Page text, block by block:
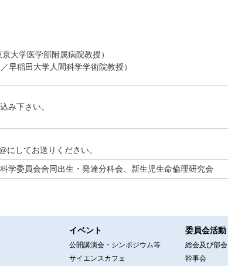
大学医学部附属病院教授）
早稲田大学人間科学学術院教授）
み下さい。
してお送りください。
学委員会合同出生・発達分科会、新生児生命倫理研究会
イベント
公開講演会・シンポジウム等
サイエンスカフェ
委員会活動
総会及び部会
幹事会